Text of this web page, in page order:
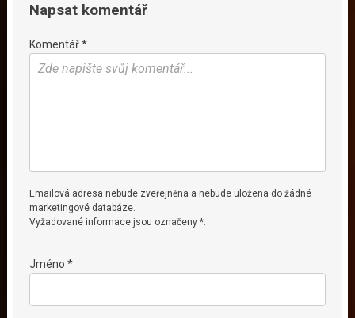
Napsat komentář
Komentář *
Emailová adresa nebude zveřejněna a nebude uložena do žádné
marketingové databáze.
Vyžadované informace jsou označeny *.
Jméno *